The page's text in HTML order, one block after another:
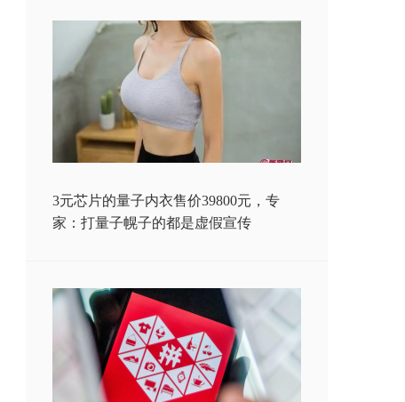
3元芯片的量子内衣售价39800元，专
家：打量子幌子的都是虚假宣传